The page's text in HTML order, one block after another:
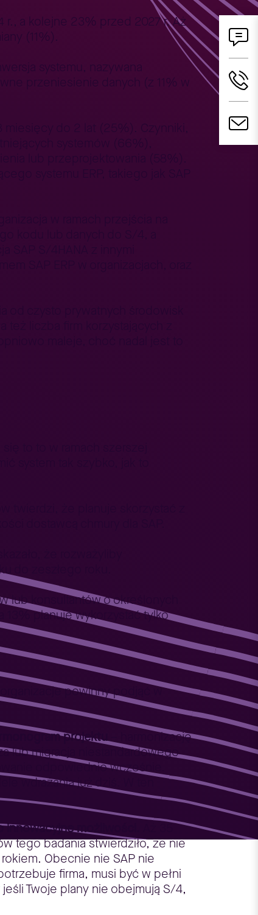
a kolejne 23% przed 2027 r. Aż
(11%).
systemu, nazywana
przeniesienie danych (z 11% w
miesięcy do 2 lat (25%). Czynniki,
dostawcą chmury dla SAP.
że rozważyliby
do zeszłego roku.
konsultantów o określonych
13% planuje wykorzystać tylko
powinny podjąć w
projektu– harmonizację
lub migracja niestandardowego
odpowiednio wcześnie.
wdrażania już dziś. W ten
innowacyjne możliwości.
tego badania stwierdziło, że nie
Obecnie nie SAP nie
firma, musi być w pełni
Twoje plany nie obejmują S/4,